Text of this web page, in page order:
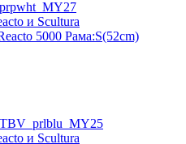
5000 Рама:S(52cm)